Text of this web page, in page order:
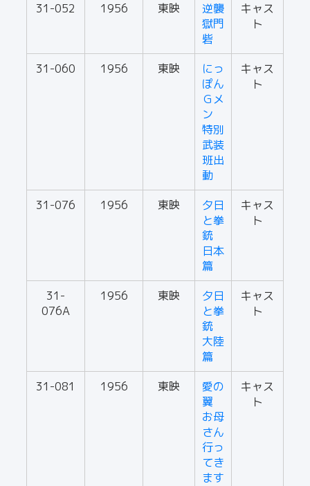
31-052 1956 東映
逆襲
獄門
砦
キャス
ト
31-060 1956 東映
にっ
ぽん
Ｇメ
ン
特別
武装
班出
動
キャス
ト
31-076 1956 東映
夕日
と拳
銃
日本
篇
キャス
ト
31-
076A
1956 東映
夕日
と拳
銃
大陸
篇
キャス
ト
31-081 1956 東映
愛の
翼
お母
さん
行っ
てき
ます
キャス
ト